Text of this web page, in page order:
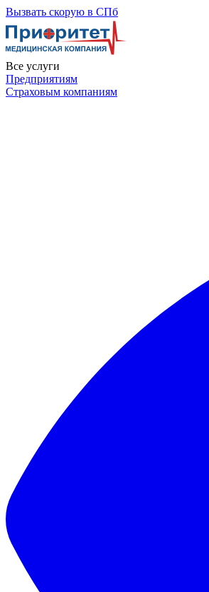
Skip
to
the
content
Вызвать скорую в СПб
Все услуги
Предприятиям
Страховым компаниям